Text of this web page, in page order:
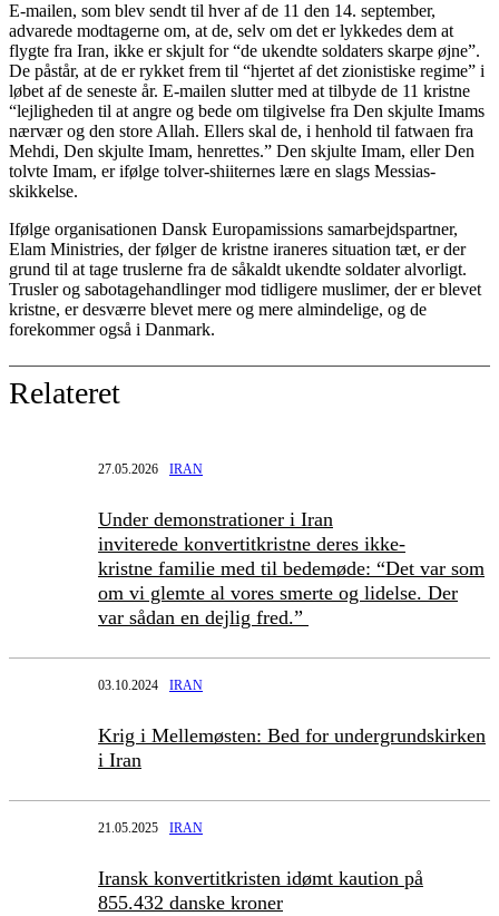
E-mailen, som blev sendt til hver af de 11 den 14. september,
advarede modtagerne om, at de, selv om det er lykkedes dem at
flygte fra Iran, ikke er skjult for “de ukendte soldaters skarpe øjne”.
De påstår, at de er rykket frem til “hjertet af det zionistiske regime” i
løbet af de seneste år. E-mailen slutter med at tilbyde de 11 kristne
“lejligheden til at angre og bede om tilgivelse fra Den skjulte Imams
nærvær og den store Allah. Ellers skal de, i henhold til fatwaen fra
Mehdi, Den skjulte Imam, henrettes.” Den skjulte Imam, eller Den
tolvte Imam, er ifølge tolver-shiiternes lære en slags Messias-
skikkelse.
Ifølge organisationen Dansk Europamissions samarbejdspartner,
Elam Ministries, der følger de kristne iraneres situation tæt, er der
grund til at tage truslerne fra de såkaldt ukendte soldater alvorligt.
Trusler og sabotagehandlinger mod tidligere muslimer, der er blevet
kristne, er desværre blevet mere og mere almindelige, og de
forekommer også i Danmark.
Relateret
27.05.2026 IRAN
Under demonstrationer i Iran
inviterede konvertitkristne deres ikke-
kristne familie med til bedemøde: “Det var som
om vi glemte al vores smerte og lidelse. Der
var sådan en dejlig fred.”
03.10.2024 IRAN
Krig i Mellemøsten: Bed for undergrundskirken
i Iran
21.05.2025 IRAN
Iransk konvertitkristen idømt kaution på
855.432 danske kroner